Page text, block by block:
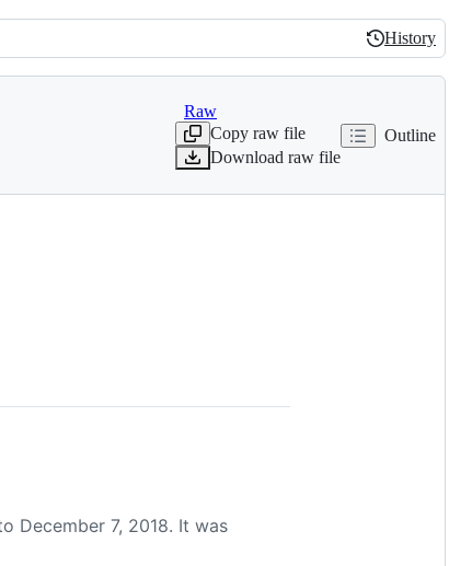
History
History
Raw
Copy raw file
Download raw file
Outline
December 7, 2018. It was